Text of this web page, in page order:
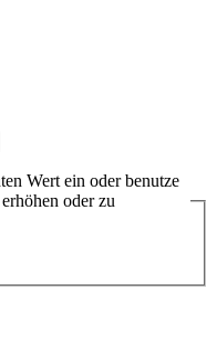
Wert ein oder benutze
oder zu